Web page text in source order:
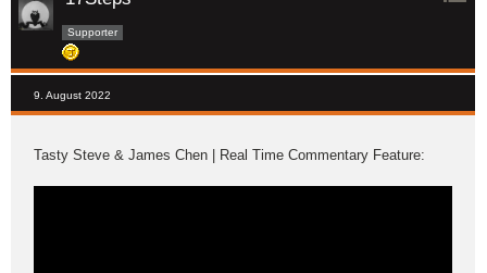
Supporter
9. August 2022
Tasty Steve & James Chen | Real Time Commentary Feature: